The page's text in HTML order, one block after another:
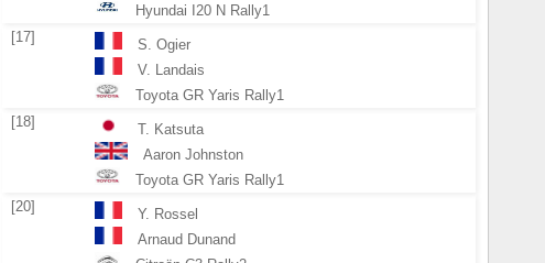
Hyundai I20 N Rally1
[17]
S. Ogier
V. Landais
Toyota GR Yaris Rally1
[18]
T. Katsuta
Aaron Johnston
Toyota GR Yaris Rally1
[20]
Y. Rossel
Arnaud Dunand